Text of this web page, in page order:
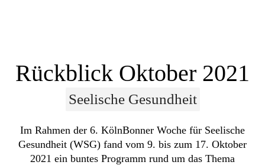
Rückblick Oktober 2021
Seelische Gesundheit
Im Rahmen der 6. KölnBonner Woche für Seelische
Gesundheit (WSG) fand vom 9. bis zum 17. Oktober
2021 ein buntes Programm rund um das Thema